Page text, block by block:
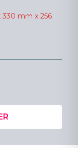
mm x 256